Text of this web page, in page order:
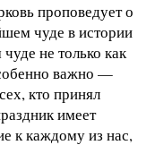
проповедует о
чуде в истории
не только как
важно —
кто принял
имеет
к каждому из нас,